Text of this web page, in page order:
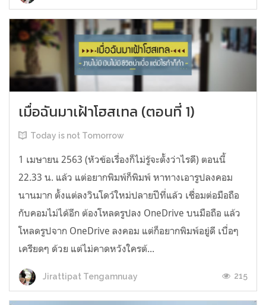
เมื่อฉันมาเฝ้าโฮสเทล (ตอนที่ 1)
Today is not Tomorrow
1 เมษายน 2563 (หัวข้อเรื่องก็ไม่รู้จะตั้งว่าไรดี) ตอนนี้
22.33 น. แล้ว แต่อยากพิมพ์ก็พิมพ์ หาทางเอารูปลงคอม
นานมาก ตั้งแต่ลงวินโดว์ใหม่ปลายปีที่แล้ว เชื่อมต่อมือถือ
กับคอมไม่ได้อีก ต้องโหลดรูปลง OneDrive บนมือถือ แล้ว
โหลดรูปจาก OneDrive ลงคอม แต่ก็อยากพิมพ์อยู่ดี เบื่อๆ
เครียดๆ ด้วย แต่ไม่คาดหวังใครต้...
Jirattipat Tengamnuay 215